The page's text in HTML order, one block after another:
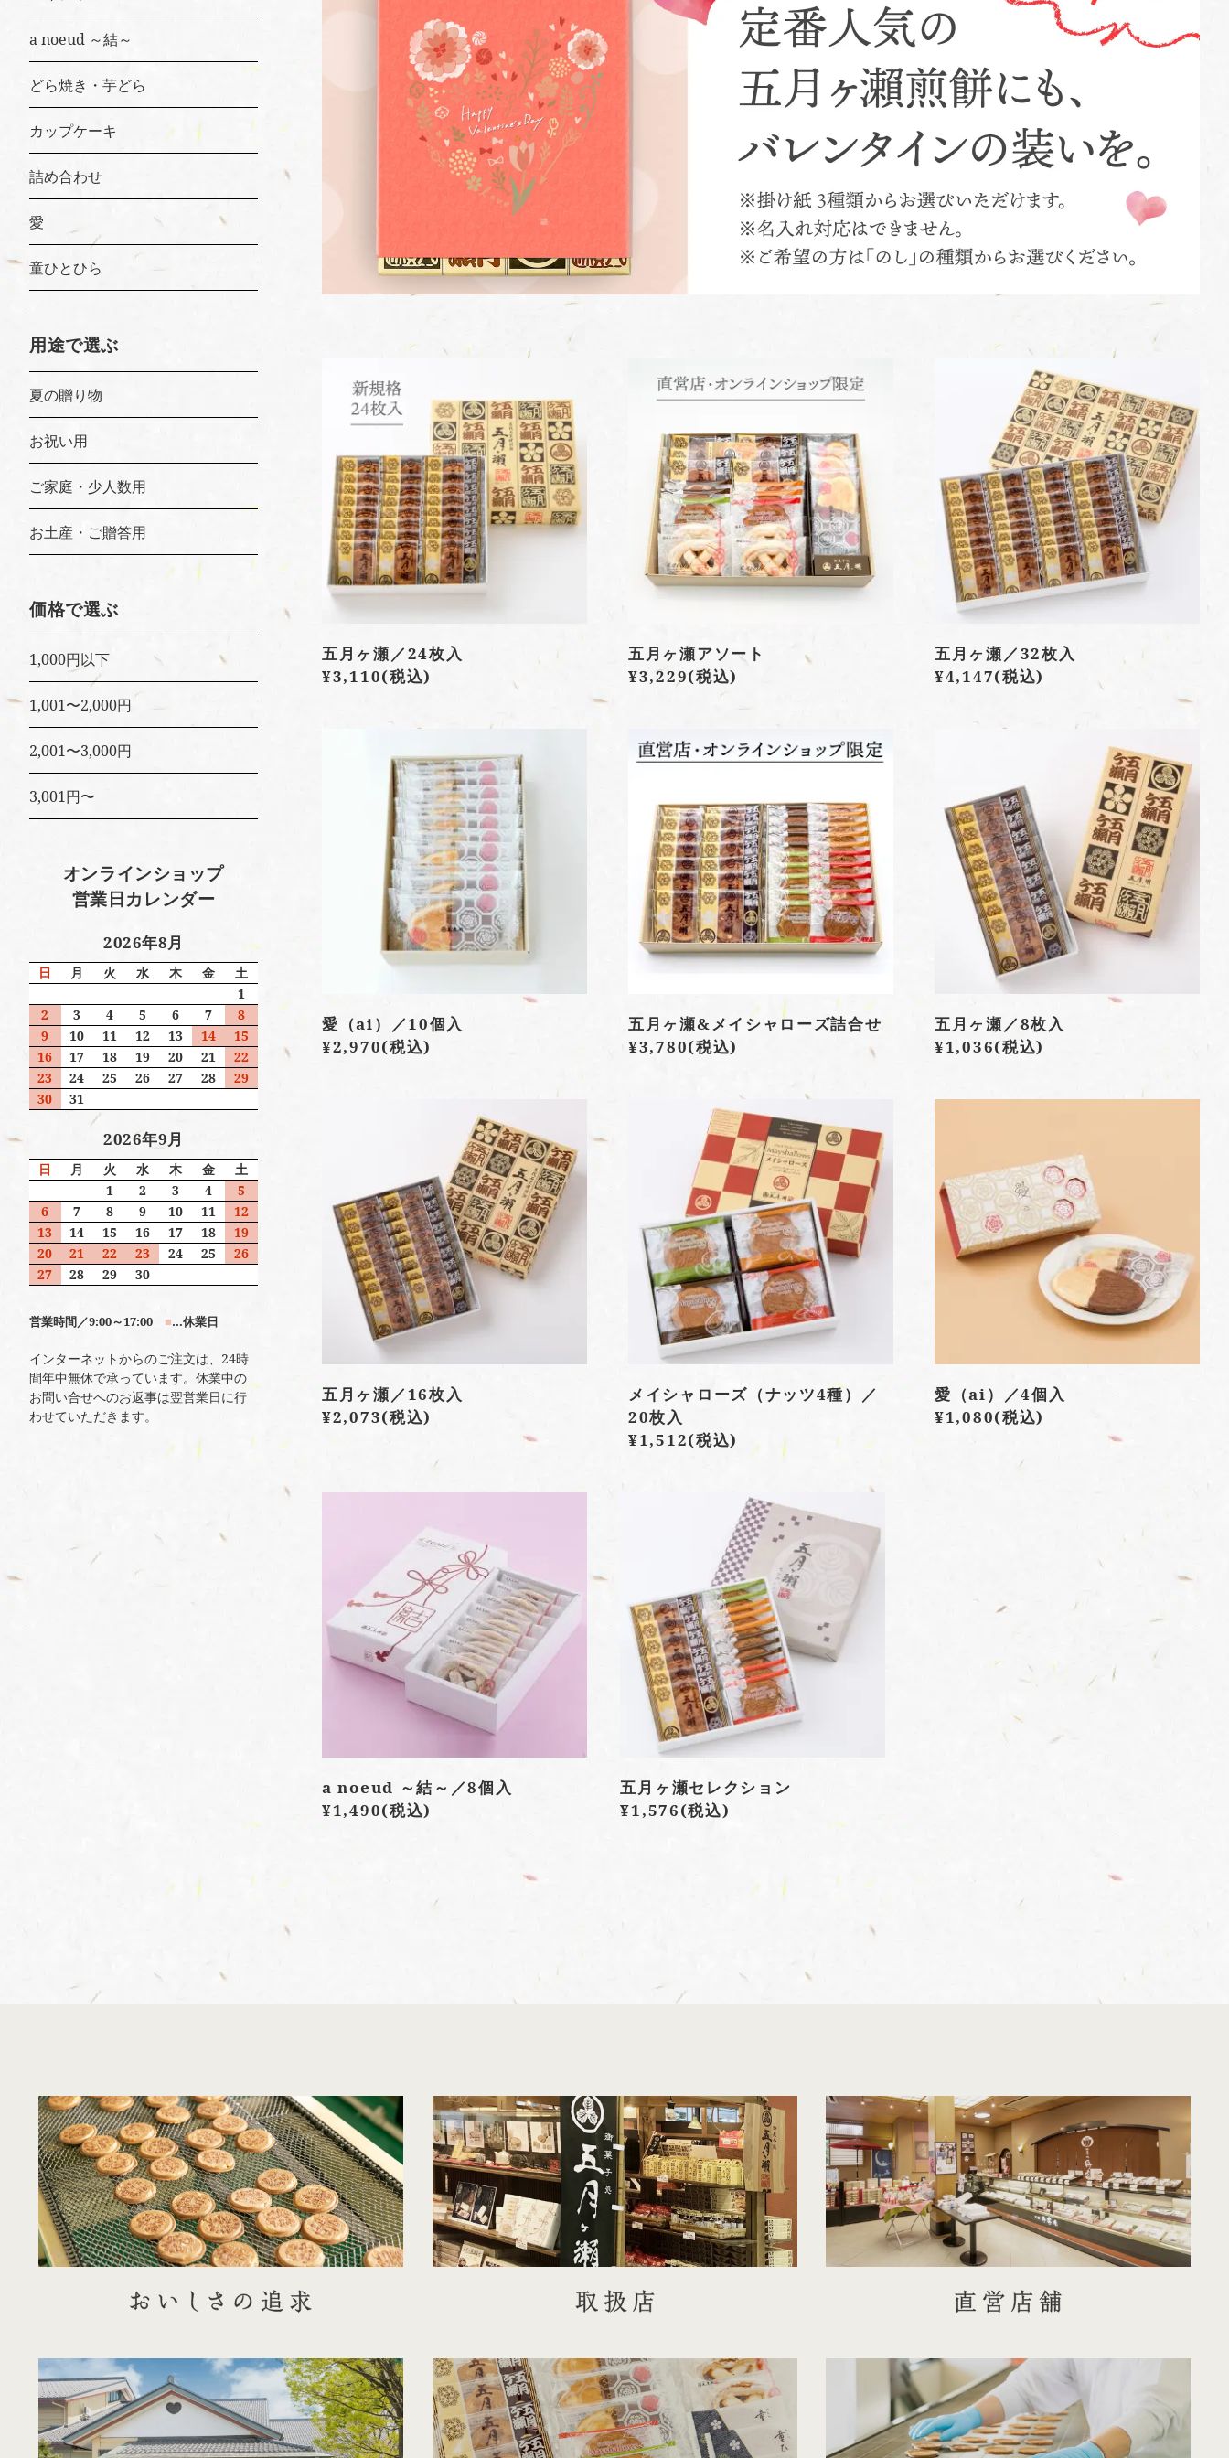
a noeud ～結～
どら焼き・芋どら
カップケーキ
詰め合わせ
愛
童ひとひら
用途で選ぶ
夏の贈り物
お祝い用
ご家庭・少人数用
お土産・ご贈答用
価格で選ぶ
1,000円以下
1,001〜2,000円
2,001〜3,000円
3,001円〜
オンラインショップ
営業日カレンダー
2026年8月
日 月 火 水 木 金
土
1
2
3 4 5 6 7
8
9
10 11 12 13 14
15
16
17 18 19 20 21
22
23
24 25 26 27 28
29
30
31
2026年9月
日 月 火 水 木 金
土
1
2 3 4
5
6
7 8 9 10 11
12
13
14 15 16 17 18
19
20
21 22 23 24 25
26
27
28 29 30
営業時間／9:00～17:00 ■…休業日
インターネットからのご注文は、24時
間年中無休で承っています。休業中の
お問い合せへのお返事は翌営業日に行
わせていただきます。
五月ヶ瀬／24枚入
¥3,110(税込)
五月ヶ瀬アソート
¥3,229(税込)
五月ヶ瀬／32枚入
¥4,147(税込)
愛（ai）／10個入
¥2,970(税込)
五月ヶ瀬&メイシャローズ詰合せ
¥3,780(税込)
五月ヶ瀬／8枚入
¥1,036(税込)
五月ヶ瀬／16枚入
¥2,073(税込)
メイシャローズ（ナッツ4種）／
20枚入
¥1,512(税込)
愛（ai）／4個入
¥1,080(税込)
a noeud ～結～／8個入
¥1,490(税込)
五月ヶ瀬セレクション
¥1,576(税込)